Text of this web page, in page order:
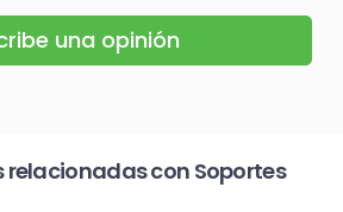
una opinión
con Soportes